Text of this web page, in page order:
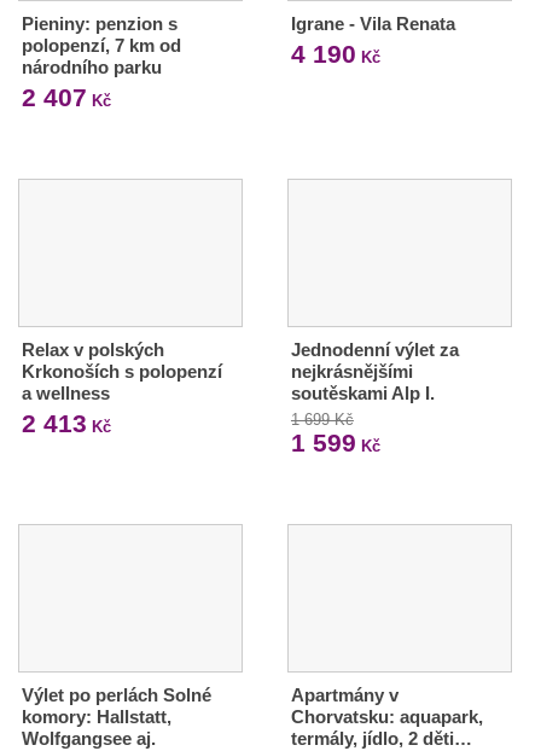
Pieniny: penzion s
polopenzí, 7 km od
národního parku
2 407 Kč
Igrane - Vila Renata
4 190 Kč
Relax v polských
Krkonoších s polopenzí
a wellness
2 413 Kč
Jednodenní výlet za
nejkrásnějšími
soutěskami Alp I.
1 699 Kč
1 599 Kč
Výlet po perlách Solné
komory: Hallstatt,
Wolfgangsee aj.
Apartmány v
Chorvatsku: aquapark,
termály, jídlo, 2 děti…